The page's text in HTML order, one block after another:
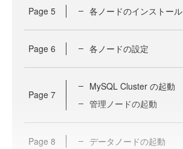
Page 5 各ノードのインストール
Page 6 各ノードの設定
Page 7
MySQL Cluster の起動
管理ノードの起動
Page 8 データノードの起動